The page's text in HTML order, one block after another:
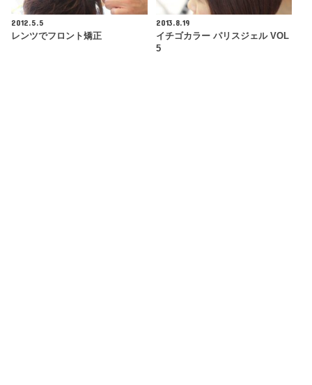
2012.5.5
レンツでフロント矯正
2013.8.19
イチゴカラー パリスジェル VOL
5